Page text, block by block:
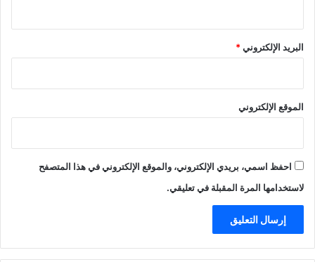
البريد الإلكتروني*
الموقع الإلكتروني
احفظ اسمي، بريدي الإلكتروني، والموقع الإلكتروني في هذا المتصفح
لاستخدامها المرة المقبلة في تعليقي.